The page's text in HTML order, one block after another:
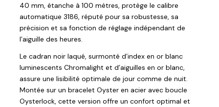
40 mm, étanche à 100 mètres, protège le calibre
automatique 3186, réputé pour sa robustesse, sa
précision et sa fonction de réglage indépendant de
l’aiguille des heures.
Le cadran noir laqué, surmonté d’index en or blanc
luminescents Chromalight et d’aiguilles en or blanc,
assure une lisibilité optimale de jour comme de nuit.
Montée sur un bracelet Oyster en acier avec boucle
Oysterlock, cette version offre un confort optimal et